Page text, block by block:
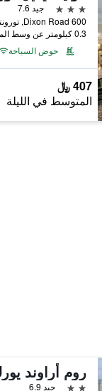
3 نجوم
جيد 7.6
600 Dixon Road, تورونتو, ON, كندا
0.3 كيلومتر عن وسط المدينة
حوض السباحة
407 ﷼
المتوسط في الليلة
2 نجمتين جيد 6.9